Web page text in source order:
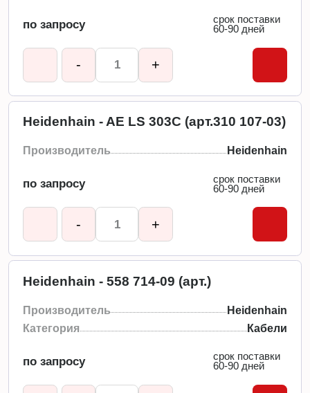
по запросу
срок поставки
60-90 дней
- +
Heidenhain - AE LS 303C (арт.310 107-03)
Производитель Heidenhain
по запросу
срок поставки
60-90 дней
- +
Heidenhain - 558 714-09 (арт.)
Производитель
Heidenhain
Категория
Кабели
по запросу
срок поставки
60-90 дней